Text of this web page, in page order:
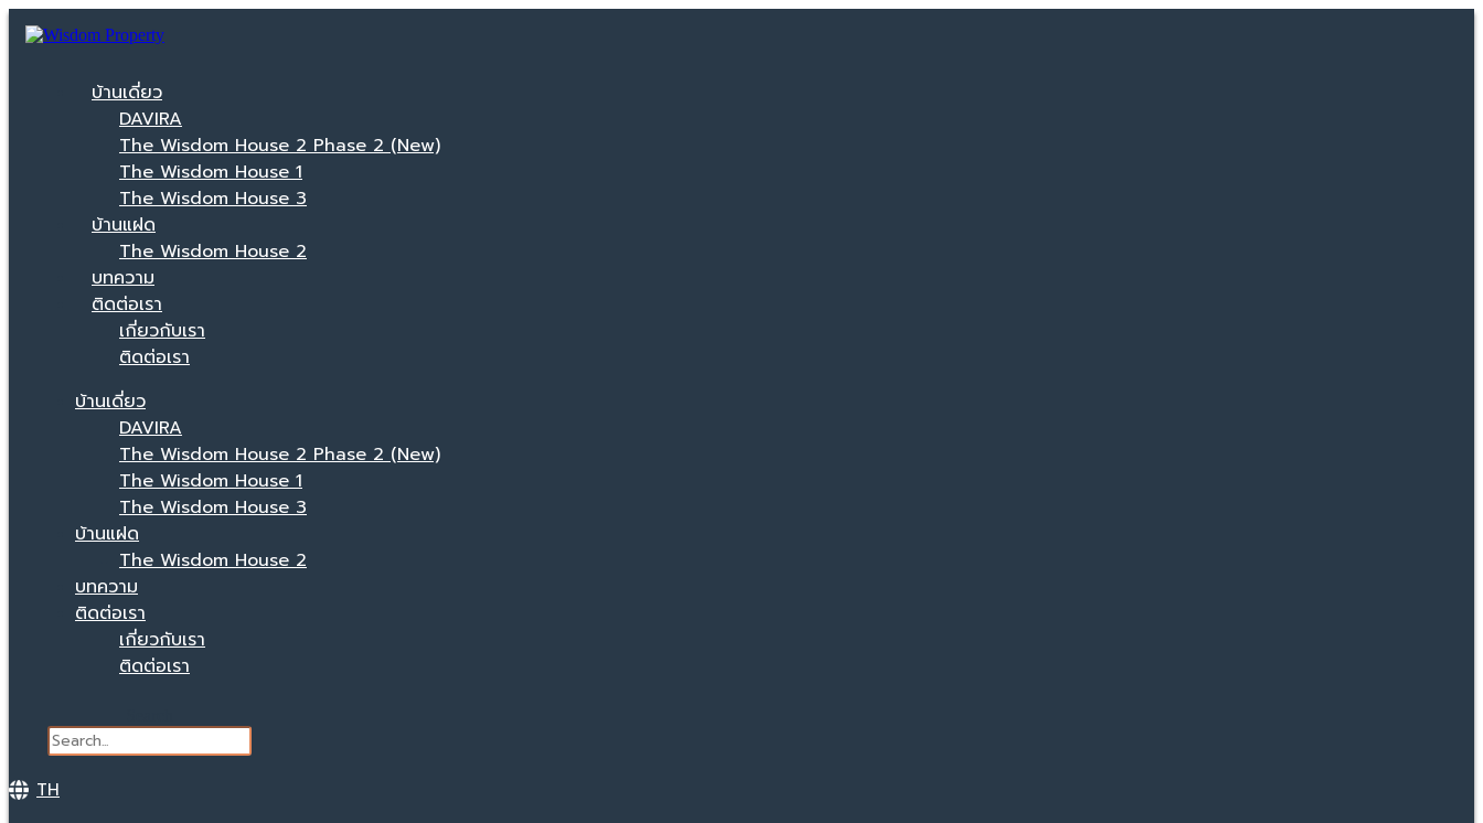
บ้านเดี่ยว
DAVIRA
The Wisdom House 2 Phase 2 (New)
The Wisdom House 1
The Wisdom House 3
บ้านแฝด
The Wisdom House 2
บทความ
ติดต่อเรา
เกี่ยวกับเรา
ติดต่อเรา
บ้านเดี่ยว
DAVIRA
The Wisdom House 2 Phase 2 (New)
The Wisdom House 1
The Wisdom House 3
บ้านแฝด
The Wisdom House 2
บทความ
ติดต่อเรา
เกี่ยวกับเรา
ติดต่อเรา
TH